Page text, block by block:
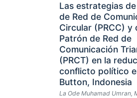
Las estrategias
de Red de
Circular (PRCC) y
Patrón de Red de
Comunicación
(PRCT) en la
conflicto político
Button, Indonesia
La Ode Muhamad Umran,